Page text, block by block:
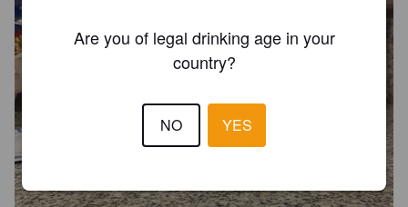
Are you of legal drinking age in your
country?
NO YES